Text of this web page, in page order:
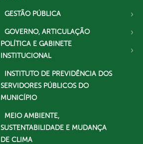
GESTÃO PÚBLICA
GOVERNO, ARTICULAÇÃO
POLÍTICA E GABINETE
INSTITUCIONAL
INSTITUTO DE PREVIDÊNCIA DOS
SERVIDORES PÚBLICOS DO
MUNICÍPIO
MEIO AMBIENTE,
SUSTENTABILIDADE E MUDANÇA
DE CLIMA